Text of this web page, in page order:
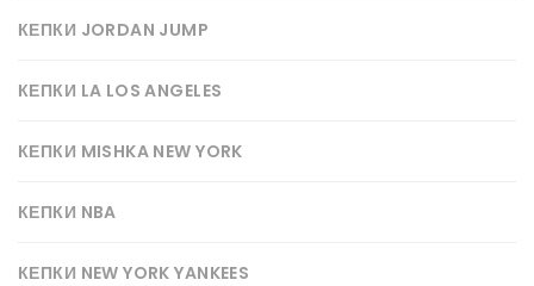
КЕПКИ JORDAN JUMP
КЕПКИ LA LOS ANGELES
КЕПКИ MISHKA NEW YORK
КЕПКИ NBA
КЕПКИ NEW YORK YANKEES